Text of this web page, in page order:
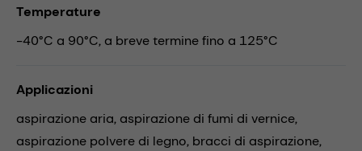
Temperature
-40°C a 90°C, a breve termine fino a 125°C
Applicazioni
aspirazione aria, aspirazione di fumi di vernice,
aspirazione polvere di legno, bracci di aspirazione,